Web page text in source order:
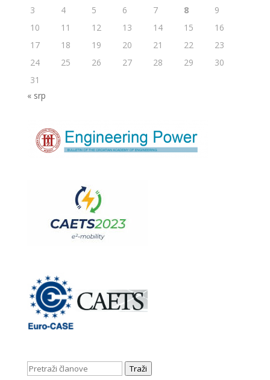
3
4 5 6 7 8
9
10
11 12 13 14 15
16
17
18 19 20 21 22
23
24
25 26 27 28 29
30
31
« srp
Traži